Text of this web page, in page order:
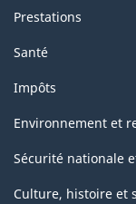
Prestations
Santé
Impôts
Environnement et
Sécurité nationale
Culture, histoire et